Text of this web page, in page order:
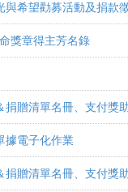
與希望勸募活動及捐款
獎章得主芳名錄
捐贈清單名冊、支付獎
據電子化作業
捐贈清單名冊、支付獎